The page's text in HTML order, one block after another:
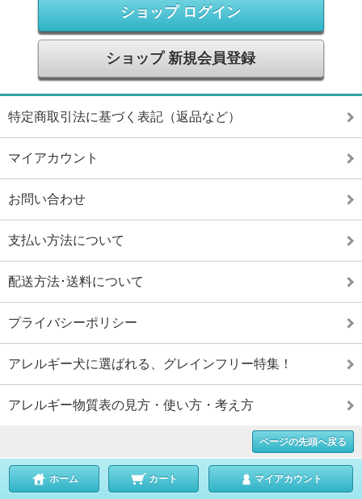
ショップ ログイン
ショップ 新規会員登録
特定商取引法に基づく表記（返品など）
マイアカウント
お問い合わせ
支払い方法について
配送方法･送料について
プライバシーポリシー
アレルギー犬に選ばれる、グレインフリー特集！
アレルギー物質表の見方・使い方・考え方
ページの先頭へ戻る
ホーム カート マイアカウント